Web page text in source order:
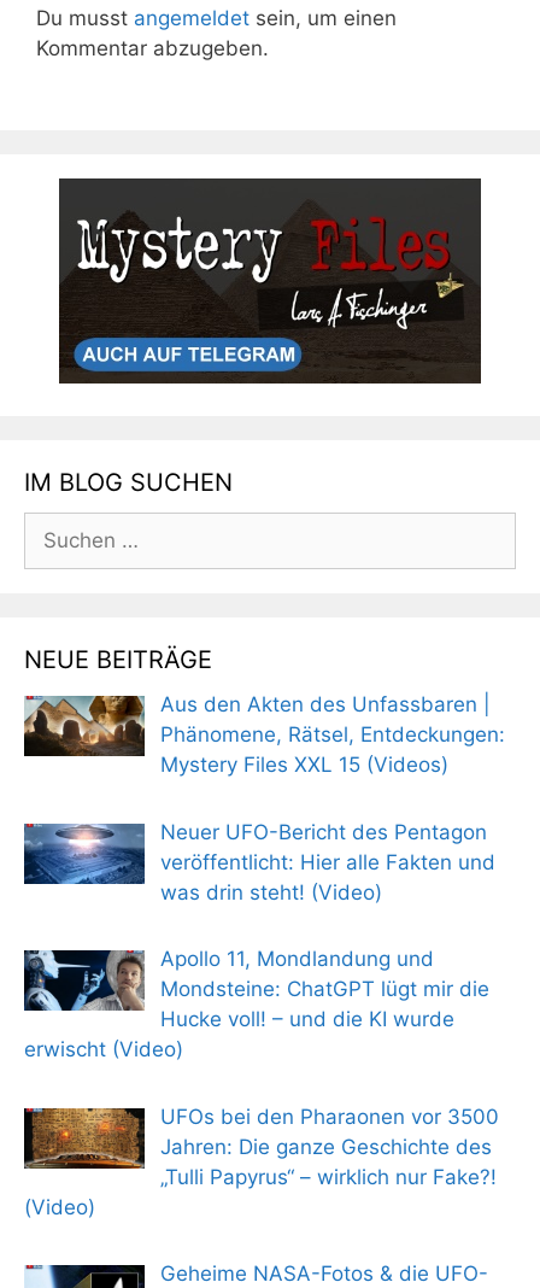
Du musst angemeldet sein, um einen
Kommentar abzugeben.
IM BLOG SUCHEN
Suchen
nach:
NEUE BEITRÄGE
Aus den Akten des Unfassbaren |
Phänomene, Rätsel, Entdeckungen:
Mystery Files XXL 15 (Videos)
Neuer UFO-Bericht des Pentagon
veröffentlicht: Hier alle Fakten und
was drin steht! (Video)
Apollo 11, Mondlandung und
Mondsteine: ChatGPT lügt mir die
Hucke voll! – und die KI wurde
erwischt (Video)
UFOs bei den Pharaonen vor 3500
Jahren: Die ganze Geschichte des
„Tulli Papyrus“ – wirklich nur Fake?!
(Video)
Geheime NASA-Fotos & die UFO-